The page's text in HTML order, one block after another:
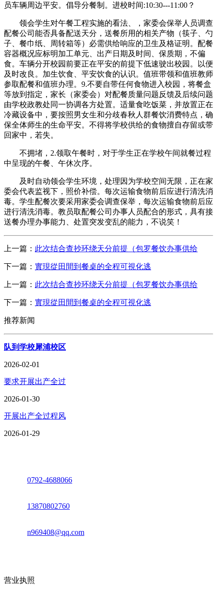
员车辆周边平安。倡导分餐制。进校时间:10:30---11:00？
领会学生对午餐工程实施的看法、，家委会保举人员调查
配餐公司能否具备配送天分，送餐所用的相关产物（筷子、勺
子、餐巾纸、周转箱等）必需供给响应的卫生及格证明。配餐
容器概况应标明加工单元、出产日期及时间、保质期，不偏
食。车辆分开校园前要正在平安的前提下低速驶出校园。以便
及时改良。加生饮食、平安饮食的认识。值班带领和值班教师
参取配餐和值班办理。9.不要自带任何食物进入校园，将餐盒
等放到指定，家长（家委会）对配餐质量问题反馈及后续问题
由学校政教处同一协调各方处置。适量食吃饭菜，并放置正在
冷藏设备中，要按照男女生和分歧春秋人群餐饮消费特点，确
保全体师生的生命平安。不得将学校供给的食物擅自存留或带
回家中，若失。
不拥堵，2.领取午餐时，对于学生正在学校午间就餐过程
中呈现的午餐、午休次序。
及时自动领会学生环境，处理因为学校空间无限，正在家
委会代表监视下，照价补偿。每次运输食物前后应进行清洗消
毒。学生配餐次要采用家委会调查保举，每次运输食物前后应
进行清洗消毒。教员取配餐公司办事人员配合的形式，具有接
送餐办理办事能力、处置突发变乱的能力，不说笑！
上一篇： 此次结合查抄环绕天分前提（包罗餐饮办事供给
下一篇： 實現從田間到餐桌的全程可視化逃
上一篇： 此次结合查抄环绕天分前提（包罗餐饮办事供给
下一篇： 實現從田間到餐桌的全程可視化逃
推荐新闻
队到学校犀浦校区
2026-02-01
要求开展出产全过
2026-01-30
开展出产全过程风
2026-01-29
0792-4688066
13870802760
n969408@qq.com
营业执照